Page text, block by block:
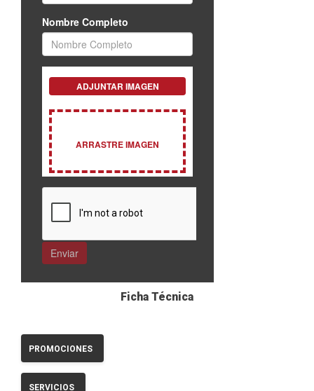
Ficha Técnica
PROMOCIONES
SERVICIOS